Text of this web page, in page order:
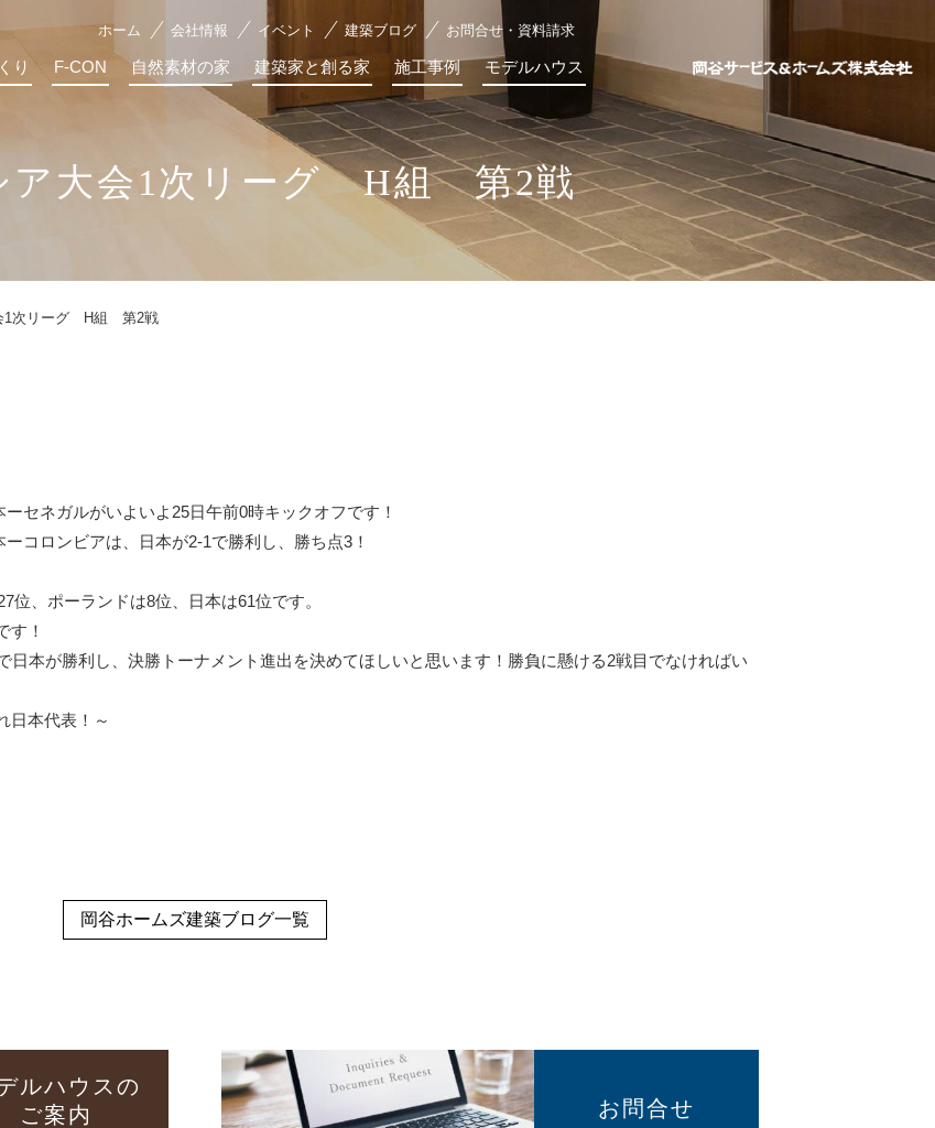
ホーム 会社情報 イベント 建築ブログ お問合せ・資料請求
り F-CON 自然素材の家 建築家と創る家 施工事例 モデルハウス
大会1次リーグ H組 第2戦
1次リーグ H組 第2戦
ガルがいよいよ25日午前0時キックオフです！
ンビアは、日本が2-1で勝利し、勝ち点3！
位、ポーランドは8位、日本は61位です。
す！
本が勝利し、決勝トーナメント進出を決めてほしいと思います！勝負に懸ける2戦目でなければい
日本代表！～
岡谷ホームズ建築ブログ一覧
ルハウスの
ご案内
お問合せ